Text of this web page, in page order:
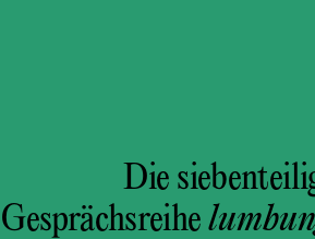
Die
Gesprächsreihe